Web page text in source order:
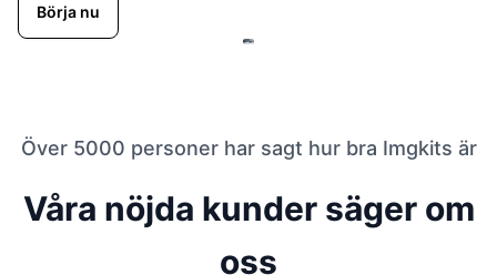
Börja nu
Över 5000 personer har sagt hur bra Imgkits är
Våra nöjda kunder säger om
oss